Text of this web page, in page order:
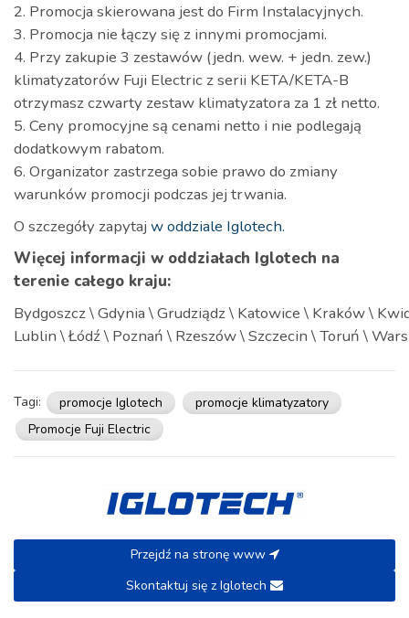
2. Promocja skierowana jest do Firm Instalacyjnych.
3. Promocja nie łączy się z innymi promocjami.
4. Przy zakupie 3 zestawów (jedn. wew. + jedn. zew.)
klimatyzatorów Fuji Electric z serii KETA/KETA-B
otrzymasz czwarty zestaw klimatyzatora za 1 zł netto.
5. Ceny promocyjne są cenami netto i nie podlegają
dodatkowym rabatom.
6. Organizator zastrzega sobie prawo do zmiany
warunków promocji podczas jej trwania.
O szczegóły zapytaj w oddziale Iglotech.
Więcej informacji w oddziałach Iglotech na
terenie całego kraju:
Bydgoszcz \ Gdynia \ Grudziądz \ Katowice \ Kraków \
Lublin \ Łódź \ Poznań \ Rzeszów \ Szczecin \ Toruń \
Tagi: promocje Iglotech
promocje klimatyzatory
Promocje Fuji Electric
Przejdź na stronę www
Skontaktuj się z Iglotech